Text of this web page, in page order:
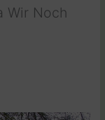
Wir Noch